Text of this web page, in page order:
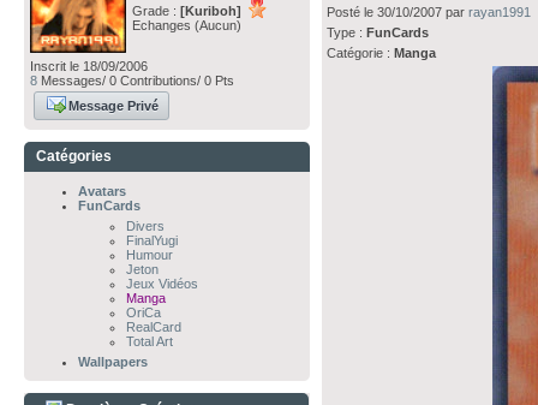
Grade : [Kuriboh]
Echanges (Aucun)
Inscrit le 18/09/2006
8 Messages/ 0 Contributions/ 0 Pts
Message Privé
Catégories
Avatars
FunCards
Divers
FinalYugi
Humour
Jeton
Jeux Vidéos
Manga
OriCa
RealCard
Total Art
Wallpapers
Posté le 30/10/2007 parrayan1991
Type :FunCards
Catégorie :Manga